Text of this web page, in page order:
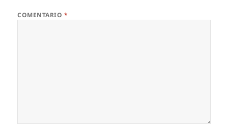
COMENTARIO *